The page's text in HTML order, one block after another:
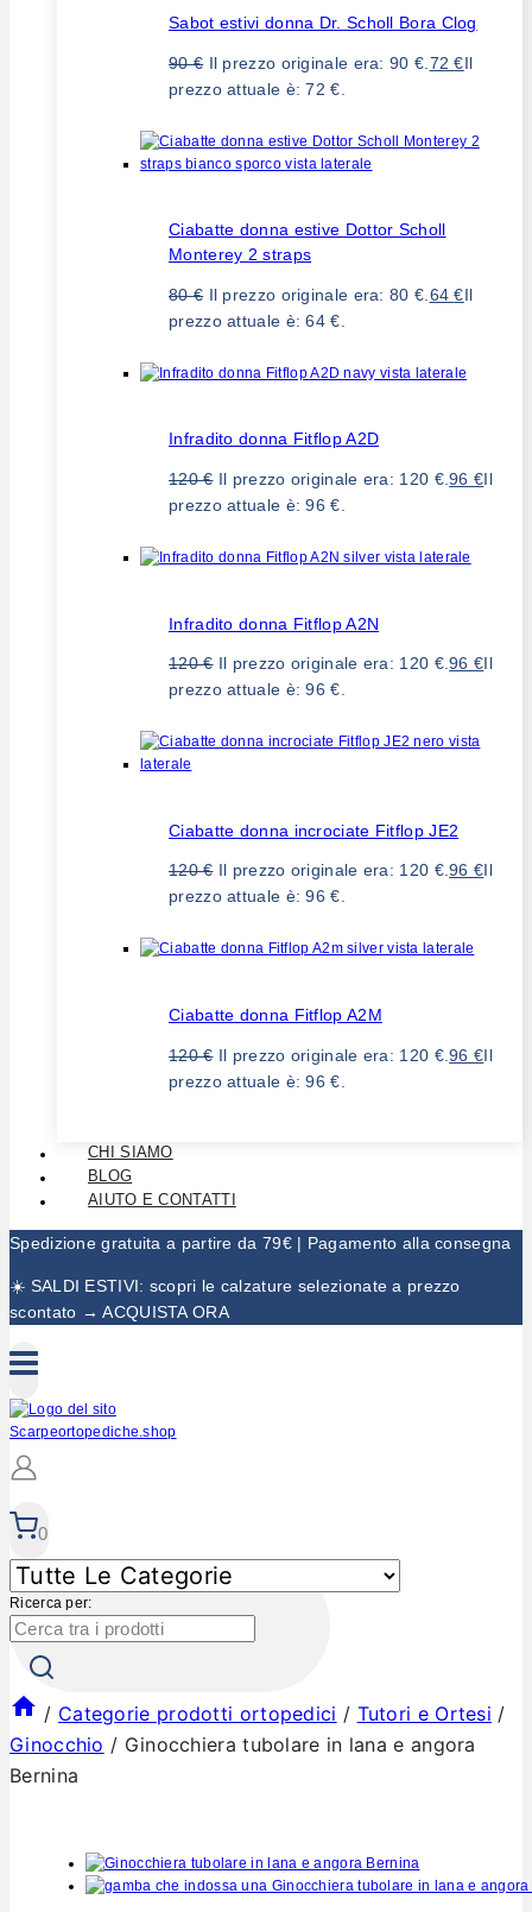
Sabot estivi donna Dr. Scholl Bora Clog
90€ Il prezzo originale era: 90 €. 72€Il
prezzo attuale è: 72 €.
Ciabatte donna estive Dottor Scholl
Monterey 2 straps
80€ Il prezzo originale era: 80 €. 64€Il
prezzo attuale è: 64 €.
Infradito donna Fitflop A2D
120€ Il prezzo originale era: 120 €.96€Il
prezzo attuale è: 96 €.
Infradito donna Fitflop A2N
120€ Il prezzo originale era: 120 €.96€Il
prezzo attuale è: 96 €.
Ciabatte donna incrociate Fitflop JE2
120€ Il prezzo originale era: 120 €.96€Il
prezzo attuale è: 96 €.
Ciabatte donna Fitflop A2M
120€ Il prezzo originale era: 120 €.96€Il
prezzo attuale è: 96 €.
CHI SIAMO
BLOG
AIUTO E CONTATTI
Spedizione gratuita a partire da 79€ | Pagamento alla consegna
☀️ SALDI ESTIVI: scopri le calzature selezionate a prezzo
scontato → ACQUISTA ORA
0
Ricerca per:
/ Categorie prodotti ortopedici / Tutori e Ortesi /
Ginocchio / Ginocchiera tubolare in lana e angora
Bernina